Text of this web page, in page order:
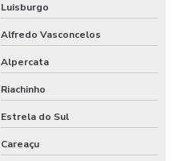
Luisburgo
Alfredo Vasconcelos
Alpercata
Riachinho
Estrela do Sul
Careaçu